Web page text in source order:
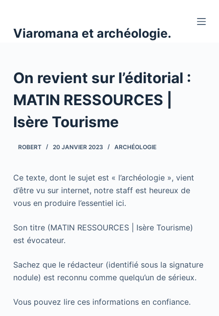
o
n
u
Viaromana et archéologie.
On revient sur l’éditorial :
MATIN RESSOURCES |
Isère Tourisme
ROBERT 20 JANVIER 2023 ARCHÉOLOGIE
Ce texte, dont le sujet est « l’archéologie », vient
d’être vu sur internet, notre staff est heureux de
vous en produire l’essentiel ici.
Son titre (MATIN RESSOURCES | Isère Tourisme)
est évocateur.
Sachez que le rédacteur (identifié sous la signature
nodule) est reconnu comme quelqu’un de sérieux.
Vous pouvez lire ces informations en confiance.